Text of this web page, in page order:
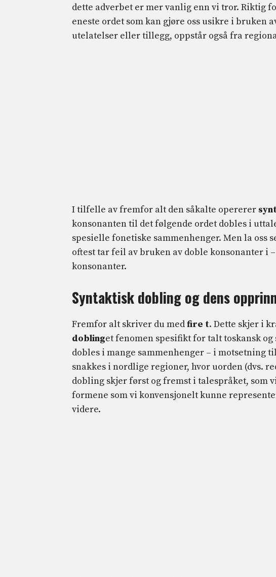
dette adverbet er mer vanlig enn vi tror. Riktig
eneste ordet som kan gjøre oss usikre i bruken
utelatelser eller tillegg, oppstår også fra
I tilfelle av fremfor alt den såkalte opererer
konsonanten til det følgende ordet dobles i
spesielle fonetiske sammenhenger. Men la oss
oftest tar feil av bruken av doble konsonanter i
konsonanter.
Syntaktisk dobling og dens
Fremfor alt skriver du medfire t. Dette skjer i
doblinget fenomen spesifikt for talt toskansk
dobles i mange sammenhenger – i motsetning
snakkes i nordlige regioner, hvor uorden (dvs.
dobling skjer først og fremst i talespråket, som
formene som vi konvensjonelt kunne
videre.